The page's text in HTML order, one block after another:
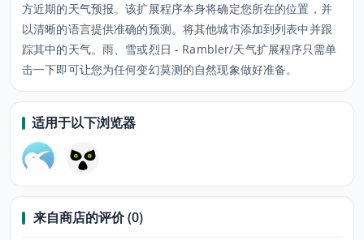
方近期的天气预报。该扩展程序本身将确定您所在的位置，并
以清晰的语言提供准确的预测。将其他城市添加到列表中并跟
踪其中的天气。雨、雪或烈日 - Rambler/天气扩展程序只需单
击一下即可让您为任何变幻莫测的自然现象做好准备。
适用于以下浏览器
来自商店的评价 (0)